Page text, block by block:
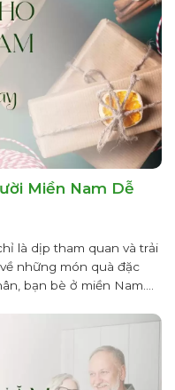
Miền Nam Dễ
là dịp tham quan và trải
những món quà đặc
bạn bè ở miền Nam.